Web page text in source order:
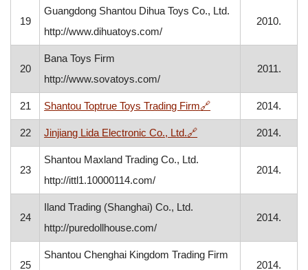
19
Guangdong Shantou Dihua Toys Co., Ltd.
http://www.dihuatoys.com/
2010.
20
Bana Toys Firm
http://www.sovatoys.com/
2011.
21 Shantou Toptrue Toys Trading Firm🔗, otvara se u novom
2014.
22 Jinjiang Lida Electronic Co., Ltd.🔗, otvara se u novom
2014.
23
Shantou Maxland Trading Co., Ltd.
http://ittl1.10000114.com/
2014.
24
Iland Trading (Shanghai) Co., Ltd.
http://puredollhouse.com/
2014.
25
Shantou Chenghai Kingdom Trading Firm
2014.